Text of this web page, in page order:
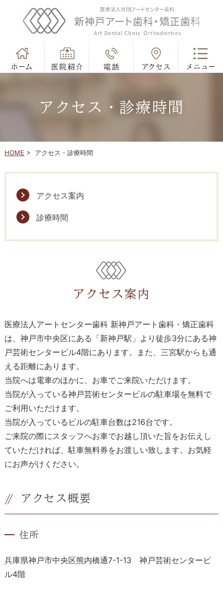
アクセス・診療時間
HOME > アクセス・診療時間
アクセス案内
診療時間
アクセス案内
医療法人アートセンター歯科 新神戸アート歯科・矯正歯科
は、神戸市中央区にある「新神戸駅」より徒歩3分にある神
戸芸術センタービル4階にあります。また、三宮駅からも通
える距離にあります。
当院へは電車のほかに、お車でご来院いただけます。
当院が入っている神戸芸術センタービルの駐車場を無料で
ご利用いただけます。
当院が入っているビルの駐車台数は216台です。
ご来院の際にスタッフへお車でお越し頂いた旨をお伝えし
ていただければ、駐車無料券をお渡しい致します。お気軽
にお声がけください。
アクセス概要
住所
兵庫県神戸市中央区熊内橋通7-1-13 神戸芸術センタービ
ル4階